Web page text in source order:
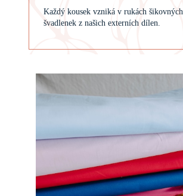
Každý kousek vzniká v rukách šikovných
švadlenek z našich externích dílen.